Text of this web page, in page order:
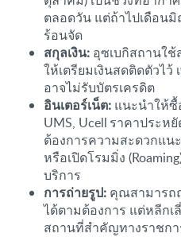
ตลอดวัน แต่ถ้าไปเดือน
ร้อนจัด
สกุลเงิน: อุซเบกิสถานใช้
ให้เตรียมเงินสดติดตัวไว้
อาจไม่รับบัตรเครดิต
อินเตอร์เน็ต: แนะนำให้
UMS, Ucell ราคาประ
ต้องการความสะดวกแน
หรือเปิดโรมมิ่ง
บริการ
การถ่ายรูป: คุณสามารถ
ได้ตามต้องการ แต่หลีกเ
สถานที่สำคัญทางราชกา